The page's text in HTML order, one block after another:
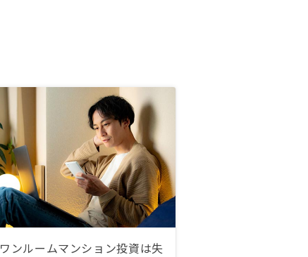
ワンルームマンション投資は失